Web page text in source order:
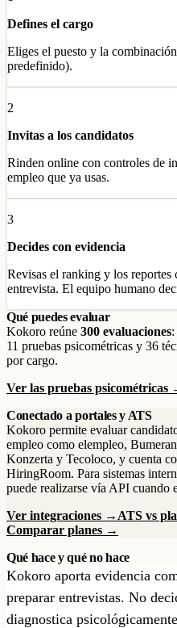
Defines el cargo
Eliges el puesto y la
predefinido).
2
Invitas a los candidatos
Rinden online con controles de
empleo que ya usas.
3
Decides con evidencia
Revisas el ranking y los reportes
entrevista. El equipo humano
Qué puedes evaluar
Kokoro reúne 300 evaluaciones
11 pruebas psicométricas y 36
por cargo.
Ver las pruebas psicométricas
Conectado a portales y ATS
Kokoro permite evaluar
empleo como elempleo,
Konzerta y Tecoloco, y cuenta
HiringRoom. Para sistemas
puede realizarse vía API cuando
Ver integraciones → ATS vs
Comparar planes →
Qué hace y qué no hace
Kokoro aporta evidencia
preparar entrevistas. No
diagnostica